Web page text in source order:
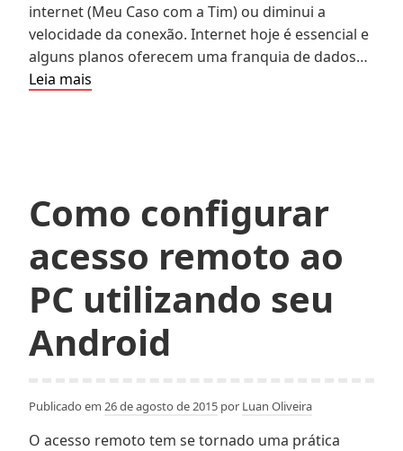
internet (Meu Caso com a Tim) ou diminui a
velocidade da conexão. Internet hoje é essencial e
alguns planos oferecem uma franquia de dados…
Leia mais
de
da
Internet
Móvel
Como configurar
acesso remoto ao
PC utilizando seu
Android
Publicado em 26 de agosto de 2015 por Luan Oliveira
O acesso remoto tem se tornado uma prática